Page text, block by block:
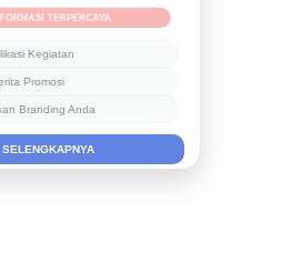
TERPERCAYA
Kegiatan
Promosi
Branding Anda
SELENGKAPNYA